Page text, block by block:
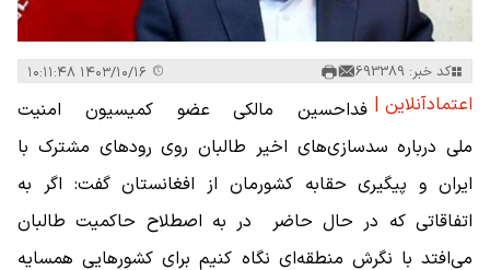
کد خبر: 693389
اعتمادآنلاین | فداحسین مالکی عضو کمیسیون امنیت
ملی درباره سدسازی‌های اخیر طالبان روی رودهای مشترک با
ایران و پیگیری حقابه کشورمان از افغانستان گفت: اگر به
اتفاقاتی که در حال حاضر در به اصطلاح حاکمیت طالبان
می‌افتد با نگرش منطقه‌ای نگاه کنیم برای کشورهایی همسایه